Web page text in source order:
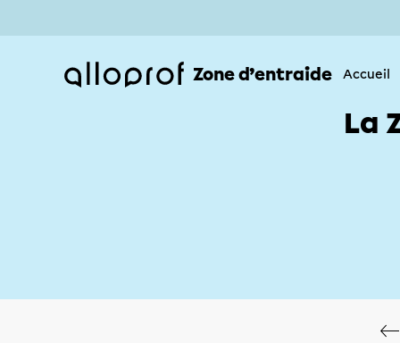
Zone d’entraide Accueil
La